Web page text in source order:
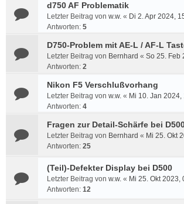
d750 AF Problematik
Letzter Beitrag von w.w. « Di 2. Apr 2024,
Antworten: 5
D750-Problem mit AE-L / AF-L
Letzter Beitrag von Bernhard « So 25. Feb
Antworten: 2
Nikon F5 Verschlußvorhang
Letzter Beitrag von w.w. « Mi 10. Jan 2024,
Antworten: 4
Fragen zur Detail-Schärfe bei
Letzter Beitrag von Bernhard « Mi 25. Okt
Antworten: 25
(Teil)-Defekter Display bei D500
Letzter Beitrag von w.w. « Mi 25. Okt 2023,
Antworten: 12